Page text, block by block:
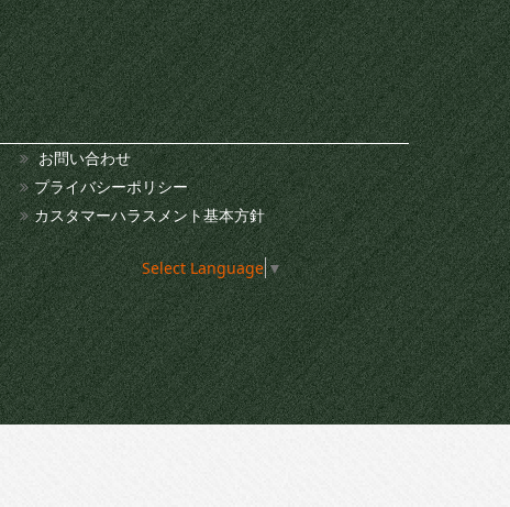
お問い合わせ
プライバシーポリシー
カスタマーハラスメント基本方針
Select Language▼